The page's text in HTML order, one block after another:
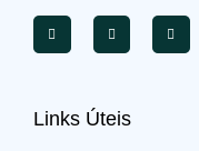
Links Úteis